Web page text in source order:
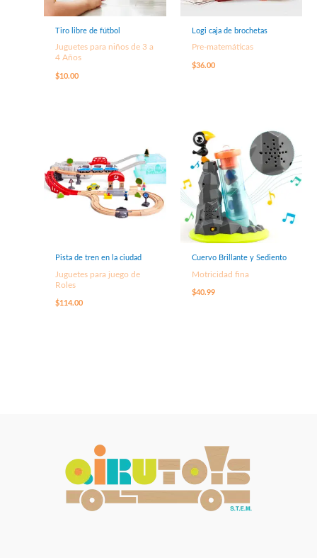
Tiro libre de fútbol
Juguetes para niños de 3 a
4 Años
$10.00
Logi caja de brochetas
Pre-matemáticas
$36.00
Pista de tren en la ciudad
Juguetes para juego de
Roles
$114.00
Cuervo Brillante y Sediento
Motricidad fina
$40.99